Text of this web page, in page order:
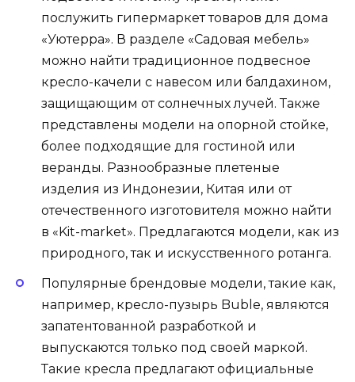
послужить гипермаркет товаров для дома
«Уютерра». В разделе «Садовая мебель»
можно найти традиционное подвесное
кресло-качели с навесом или балдахином,
защищающим от солнечных лучей. Также
представлены модели на опорной стойке,
более подходящие для гостиной или
веранды. Разнообразные плетеные
изделия из Индонезии, Китая или от
отечественного изготовителя можно найти
в «Kit-market». Предлагаются модели, как из
природного, так и искусственного ротанга.
Популярные брендовые модели, такие как,
например, кресло-пузырь Buble, являются
запатентованной разработкой и
выпускаются только под своей маркой.
Такие кресла предлагают официальные